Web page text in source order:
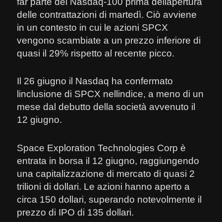
delle contrattazioni di martedì. Ciò avviene
in un contesto in cui le azioni SPCX
vengono scambiate a un prezzo inferiore di
quasi il 29% rispetto al recente picco.
Il 26 giugno il Nasdaq ha confermato
linclusione di SPCX nellindice, a meno di un
mese dal debutto della società avvenuto il
12 giugno.
Space Exploration Technologies Corp è
entrata in borsa il 12 giugno, raggiungendo
una capitalizzazione di mercato di quasi 2
trilioni di dollari. Le azioni hanno aperto a
circa 150 dollari, superando notevolmente il
prezzo di IPO di 135 dollari.